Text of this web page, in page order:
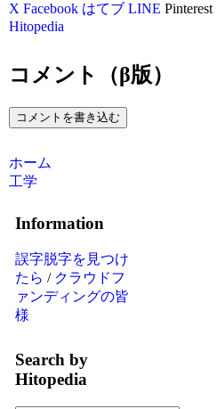
X Facebook はてブ LINE Pinterest
Hitopedia
コメント（β版）
コメントを書き込む
ホーム
工学
Information
誤字脱字を見つけ
たら / クラウドフ
ァンディングの皆
様
Search by
Hitopedia